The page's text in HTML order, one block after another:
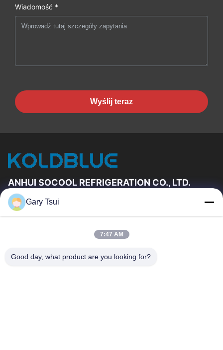
Wiadomość *
Wyślij teraz
ANHUI SOCOOL REFRIGERATION CO., LTD.
Szybkie Linki
O Nas
Wycieczka Po Fabryce
Kontrola Jakości
Gary Tsui
7:47 AM
Good day, what product are you looking for?